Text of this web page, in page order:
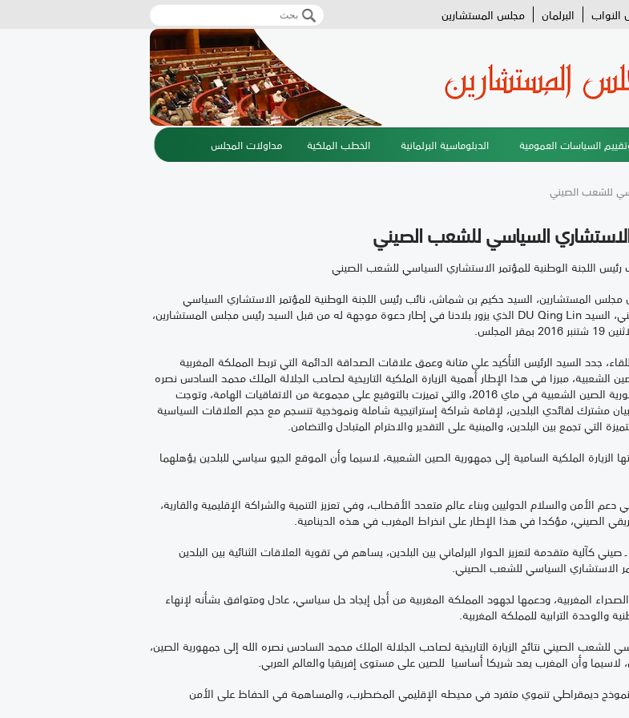
استمارة البحث
‏بحث ‏ البرلمان مجلس المستشارين
السياسات العمومية الدبلوماسية البرلمانية الخطب الملكية مداولات المجلس
للشعب الصيني
الاستشاري السياسي للشعب الصيني
رئيس اللجنة الوطنية للمؤتمر الاستشاري السياسي للشعب الصيني
مجلس المستشارين، السيد حكيم بن شماش، نائب رئيس اللجنة الوطنية للمؤتمر الاستشاري السياسي
للشعب الصيني، السيد DU Qing Lin الذي يزور بلادنا في إطار دعوة موجهة له من قبل السيد رئيس مجلس المستشارين،
المجلس.
جدد السيد الرئيس التأكيد على متانة وعمق علاقات الصداقة الدائمة التي تربط المملكة المغربية
الشعبية، مبرزا في هذا الإطار أهمية الزيارة الملكية التاريخية لصاحب الجلالة الملك محمد السادس نصره
الله إلى جمهورية الصين الشعبية في ماي 2016، والتي تميزت بالتوقيع على مجموعة من الاتفاقيات الهامة، وتوجت
مشترك لقائدي البلدين، لإقامة شراكة إستراتيجية شاملة ونموذجية تنسجم مع حجم العلاقات السياسية
التي تجمع بين البلدين، والمبنية على التقدير والاحترام المتبادل والتضامن.
الملكية السامية إلى جمهورية الصين الشعبية، لاسيما وأن الموقع الجيو سياسي للبلدين يؤهلهما
الأمن والسلام الدوليين وبناء عالم متعدد الأقطاب، وفي تعزيز التنمية والشراكة الإقليمية والقارية،
الصيني، مؤكدا في هذا الإطار على انخراط المغرب في هذه الدينامية.
كآلية متقدمة لتعزيز الحوار البرلماني بين البلدين، يساهم في تقوية العلاقات الثنائية بين البلدين
الاستشاري السياسي للشعب الصيني.
المغربية، ودعمها لجهود المملكة المغربية من أجل إيجاد حل سياسي، عادل ومتوافق بشأنه لإنهاء
والوحدة الترابية للمملكة المغربية.
للشعب الصيني نتائج الزيارة التاريخية لصاحب الجلالة الملك محمد السادس نصره الله إلى جمهورية الصين،
لاسيما وأن المغرب يعد شريكا أساسيا للصين على مستوى إفريقيا والعالم العربي.
نموذج ديمقراطي تنموي متفرد في محيطه الإقليمي المضطرب، والمساهمة في الحفاظ على الأمن